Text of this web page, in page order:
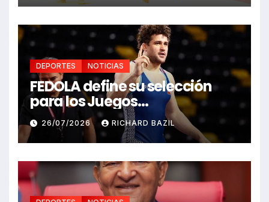
DEPORTES NOTICIAS
FEDOLA define su selección
para los Juegos
Centroamericanos y del
Caribe Santo Domingo 2026
26/07/2026 RICHARD BAZIL